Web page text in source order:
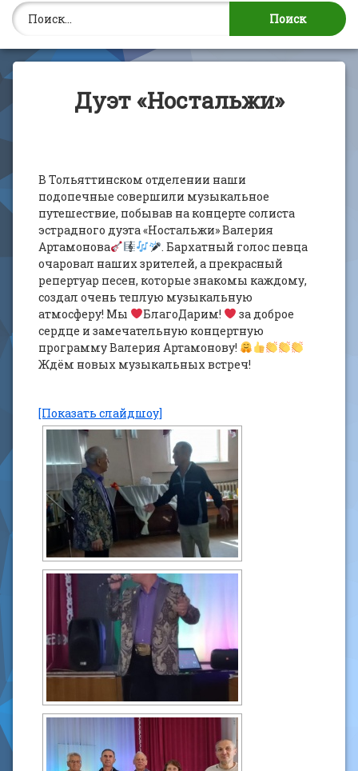
Найти:
Дуэт «Ностальжи»
В Тольяттинском отделении наши
подопечные совершили музыкальное
путешествие, побывав на концерте солиста
эстрадного дуэта «Ностальжи» Валерия
Артамонова
. Бархатный голос певца
очаровал наших зрителей, а прекрасный
репертуар песен, которые знакомы каждому,
создал очень теплую музыкальную
атмосферу! Мы
БлагоДарим!
за доброе
сердце и замечательную концертную
программу Валерия Артамонову!
Ждём новых музыкальных встреч!
[Показать слайдшоу]